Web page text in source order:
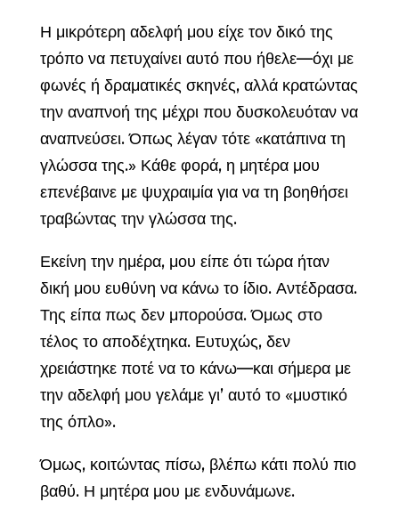
Η μικρότερη αδελφή μου είχε τον δικό της
τρόπο να πετυχαίνει αυτό που ήθελε—όχι με
φωνές ή δραματικές σκηνές, αλλά κρατώντας
την αναπνοή της μέχρι που δυσκολευόταν να
αναπνεύσει. Όπως λέγαν τότε «κατάπινα τη
γλώσσα της.» Κάθε φορά, η μητέρα μου
επενέβαινε με ψυχραιμία για να τη βοηθήσει
τραβώντας την γλώσσα της.
Εκείνη την ημέρα, μου είπε ότι τώρα ήταν
δική μου ευθύνη να κάνω το ίδιο. Αντέδρασα.
Της είπα πως δεν μπορούσα. Όμως στο
τέλος το αποδέχτηκα. Ευτυχώς, δεν
χρειάστηκε ποτέ να το κάνω—και σήμερα με
την αδελφή μου γελάμε γι’ αυτό το «μυστικό
της όπλο».
Όμως, κοιτώντας πίσω, βλέπω κάτι πολύ πιο
βαθύ. Η μητέρα μου με ενδυνάμωνε.